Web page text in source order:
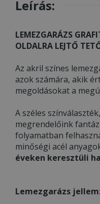
Leírás:
LEMEZGARÁZS
OLDALRA LEJTŐ
Az akril színes
azok számára, akik
megoldásokat a
A széles
megrendelőink
folyamatban
minőségi acél
éveken keresztüli
Lemezgarázs